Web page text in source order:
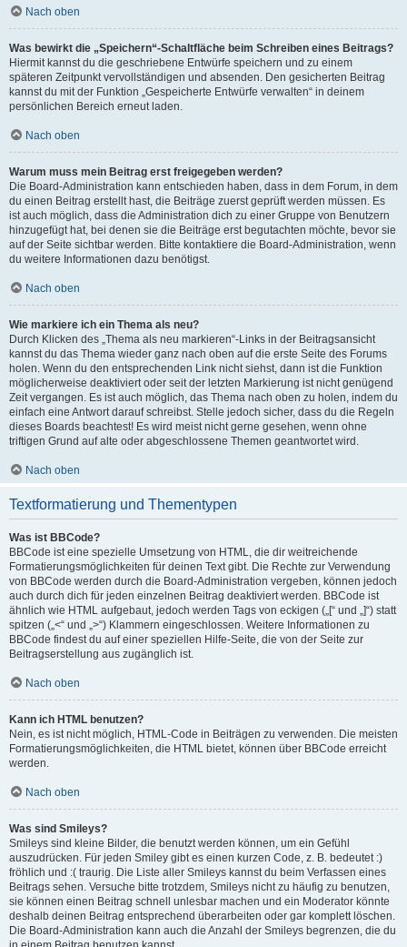
Nach oben
Was bewirkt die „Speichern“-Schaltfläche beim Schreiben eines Beitrags?
Hiermit kannst du die geschriebene Entwürfe speichern und zu einem
späteren Zeitpunkt vervollständigen und absenden. Den gesicherten Beitrag
kannst du mit der Funktion „Gespeicherte Entwürfe verwalten“ in deinem
persönlichen Bereich erneut laden.
Nach oben
Warum muss mein Beitrag erst freigegeben werden?
Die Board-Administration kann entschieden haben, dass in dem Forum, in dem
du einen Beitrag erstellt hast, die Beiträge zuerst geprüft werden müssen. Es
ist auch möglich, dass die Administration dich zu einer Gruppe von Benutzern
hinzugefügt hat, bei denen sie die Beiträge erst begutachten möchte, bevor sie
auf der Seite sichtbar werden. Bitte kontaktiere die Board-Administration, wenn
du weitere Informationen dazu benötigst.
Nach oben
Wie markiere ich ein Thema als neu?
Durch Klicken des „Thema als neu markieren“-Links in der Beitragsansicht
kannst du das Thema wieder ganz nach oben auf die erste Seite des Forums
holen. Wenn du den entsprechenden Link nicht siehst, dann ist die Funktion
möglicherweise deaktiviert oder seit der letzten Markierung ist nicht genügend
Zeit vergangen. Es ist auch möglich, das Thema nach oben zu holen, indem du
einfach eine Antwort darauf schreibst. Stelle jedoch sicher, dass du die Regeln
dieses Boards beachtest! Es wird meist nicht gerne gesehen, wenn ohne
triftigen Grund auf alte oder abgeschlossene Themen geantwortet wird.
Nach oben
Textformatierung und Thementypen
Was ist BBCode?
BBCode ist eine spezielle Umsetzung von HTML, die dir weitreichende
Formatierungsmöglichkeiten für deinen Text gibt. Die Rechte zur Verwendung
von BBCode werden durch die Board-Administration vergeben, können jedoch
auch durch dich für jeden einzelnen Beitrag deaktiviert werden. BBCode ist
ähnlich wie HTML aufgebaut, jedoch werden Tags von eckigen („[“ und „]“) statt
spitzen („<“ und „>“) Klammern eingeschlossen. Weitere Informationen zu
BBCode findest du auf einer speziellen Hilfe-Seite, die von der Seite zur
Beitragserstellung aus zugänglich ist.
Nach oben
Kann ich HTML benutzen?
Nein, es ist nicht möglich, HTML-Code in Beiträgen zu verwenden. Die meisten
Formatierungsmöglichkeiten, die HTML bietet, können über BBCode erreicht
werden.
Nach oben
Was sind Smileys?
Smileys sind kleine Bilder, die benutzt werden können, um ein Gefühl
auszudrücken. Für jeden Smiley gibt es einen kurzen Code, z. B. bedeutet :)
fröhlich und :( traurig. Die Liste aller Smileys kannst du beim Verfassen eines
Beitrags sehen. Versuche bitte trotzdem, Smileys nicht zu häufig zu benutzen,
sie können einen Beitrag schnell unlesbar machen und ein Moderator könnte
deshalb deinen Beitrag entsprechend überarbeiten oder gar komplett löschen.
Die Board-Administration kann auch die Anzahl der Smileys begrenzen, die du